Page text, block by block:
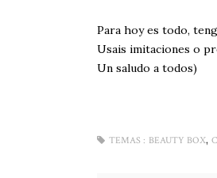
Para hoy es todo,
Usais imitaciones o
Un saludo a todos)
TEMAS : BEAUTY BOX,